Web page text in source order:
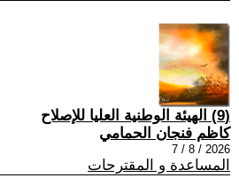
(9) الهيئة الوطنية العليا للإصلاح
كاظم فنجان الحمامي
2026 / 8 / 7
المساعدة و المقترحات